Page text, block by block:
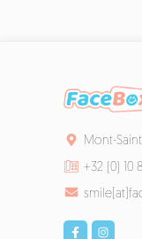
Mont-
+32 (0) 10